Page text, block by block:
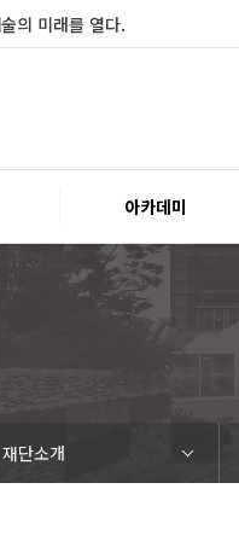
의 미래를 열다.
아카데미
재단소개
공연일정
객석안내
티켓안내
문화나눔티켓
공연예절·서비스
전시일정
전시연계교육신청
알천미술관소장품
전시예절·서비스
교육일정
행사일정
행사소개
대관공고·절차
대관운영조례
대관신청
경주예술의전당
경주문화관1918
시립예술단
공지사항
자료실
Q&A
우수고객
인사말
재단소개
조직도
ESG 윤리·경영
경영공시
오시는길